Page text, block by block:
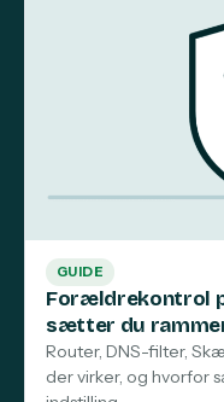
GUIDE
Forældrekontrol
sætter du
Router, DNS-filter,
der virker, og hvorfor